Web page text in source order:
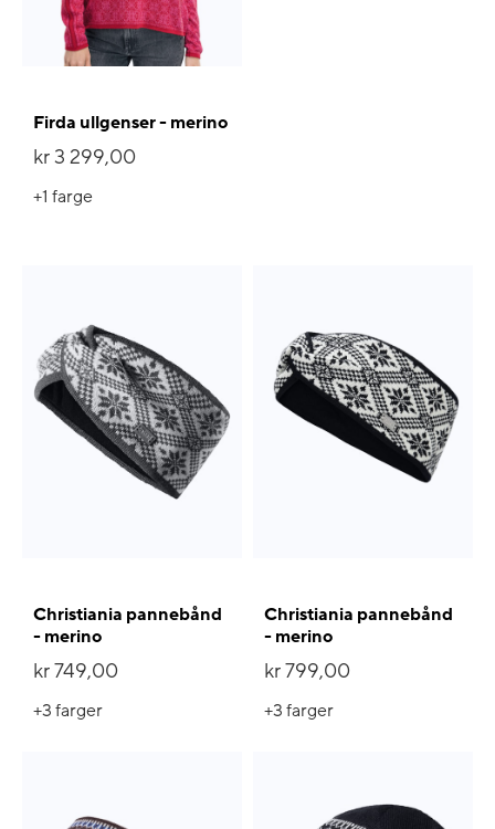
Firda ullgenser - merino
kr 3 299,00
+1 farge
Christiania pannebånd
- merino
kr 749,00
+3farger
Christiania pannebånd
- merino
kr 799,00
+3farger